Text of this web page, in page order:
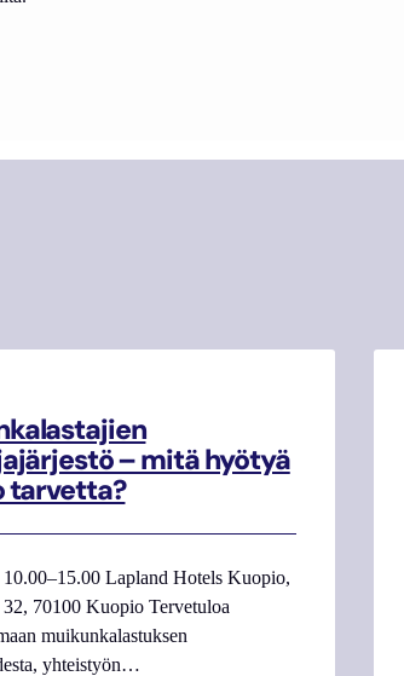
– mitä hyötyä
tarvetta?
Lapland Hotels Kuopio,
70100 Kuopio Tervetuloa
muikunkalastuksen
yhteistyön…